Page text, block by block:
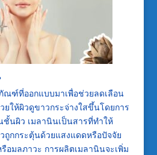
ณฑ์ที่ออกแบบมาเพื่อช่วยลดเลือน
ให้ผิวดูขาวกระจ่างใสขึ้นโดยการ
ชั้นผิว เมลานินเป็นสารที่ทำให้
ถูกกระตุ้นด้วยแสงแดดหรือปัจจัย
อมลภาวะ การผลิตเมลานินจะเพิ่ม